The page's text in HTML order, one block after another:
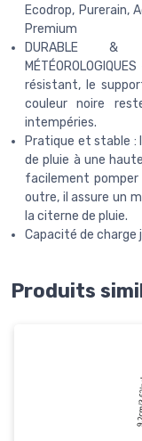
Ecodrop, Purerain,
Premium
DURABLE &
résistant, le
couleur noire
intempéries.
Pratique et stable :
de pluie à une
facilement pomper
outre, il assure un
la citerne de pluie.
Capacité de charge
Produits